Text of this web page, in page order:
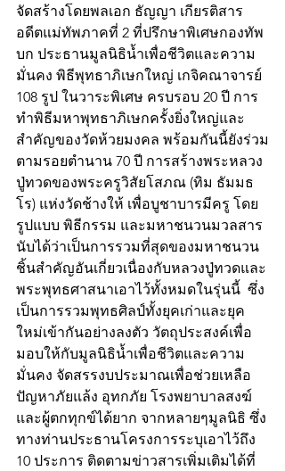
จัดสร้างโดยพลเอก ธัญญา เกียรติสาร
อดีตแม่ทัพภาคที่ 2 ที่ปรึกษาพิเศษกองทัพ
บก ประธานมูลนิธิน้ำเพื่อชีวิตและความ
มั่นคง พิธีพุทธาภิเษกใหญ่ เกจิคณาจารย์
108 รูป ในวาระพิเศษ ครบรอบ 20 ปี การ
ทำพิธีมหาพุทธาภิเษกครั้งยิ่งใหญ่และ
สำคัญของวัดห้วยมงคล พร้อมกันนี้ยังร่วม
ตามรอยตำนาน 70 ปี การสร้างพระหลวง
ปู่ทวดของพระครูวิสัยโสภณ (ทิม ธัมมธ
โร) แห่งวัดช้างให้ เพื่อบูชาบารมีครู โดย
รูปแบบ พิธีกรรม และมหาชนวนมวลสาร
นับได้ว่าเป็นการรวมที่สุดของมหาชนวน
ชิ้นสำคัญอันเกี่ยวเนื่องกับหลวงปู่ทวดและ
พระพุทธศาสนาเอาไว้ทั้งหมดในรุ่นนี้  ซึ่ง
เป็นการรวมพุทธศิลป์ทั้งยุคเก่าและยุค
ใหม่เข้ากันอย่างลงตัว วัตถุประสงค์เพื่อ
มอบให้กับมูลนิธิน้ำเพื่อชีวิตและความ
มั่นคง จัดสรรงบประมาณเพื่อช่วยเหลือ
ปัญหาภัยแล้ง อุทกภัย โรงพยาบาลสงฆ์
และผู้ตกทุกข์ได้ยาก จากหลายๆมูลนิธิ ซึ่ง
ทางท่านประธานโครงการระบุเอาไว้ถึง
10 ประการ ติดตามข่าวสารเพิ่มเติมได้ที่